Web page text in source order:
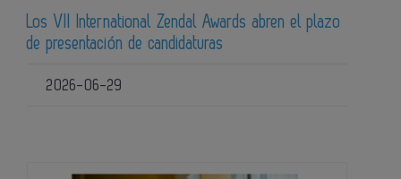
Los VII International Zendal Awards abren el plazo
de presentación de candidaturas
2026-06-29